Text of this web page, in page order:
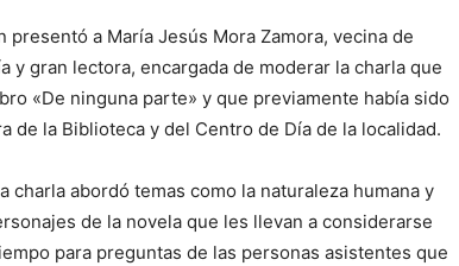
a María Jesús Mora Zamora, vecina de
y gran lectora, encargada de moderar la charla que
«De ninguna parte» y que previamente había sido
la Biblioteca y del Centro de Día de la localidad.
abordó temas como la naturaleza humana y
de la novela que les llevan a considerarse
para preguntas de las personas asistentes que